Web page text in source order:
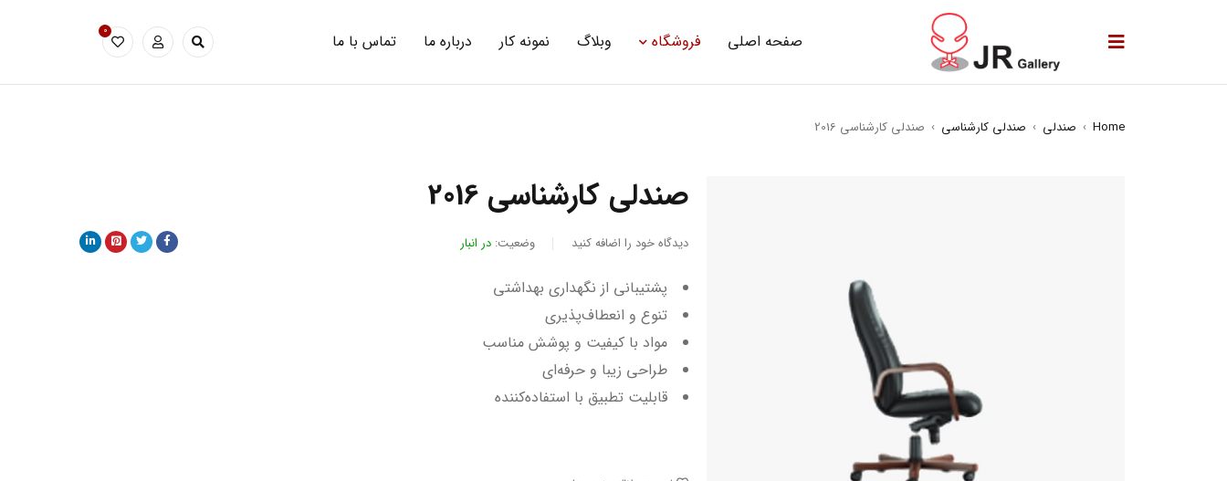
صفحه اصلی فروشگاه وبلاگ نمونه کار درباره ما تماس با ما 0
Home
› صندلی › صندلی کارشناسی › صندلی کارشناسی 2016
صندلی کارشناسی 2016
دیدگاه خود را اضافه کنید وضعیت: در انبار
پشتیبانی از نگهداری بهداشتی
تنوع و انعطاف‌پذیری
مواد با کیفیت و پوشش مناسب
طراحی زیبا و حرفه‌ای
قابلیت تطبیق با استفاده‌کننده